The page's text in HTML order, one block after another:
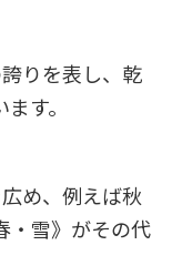
りを表し、乾
す。
め、例えば秋
・雪》がその代